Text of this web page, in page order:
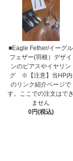
■Eagle Fether/イーグル
フェザー(羽根）デザイ
ンのピアスやイヤリン
グ ※【注意】当HP内
のリンク紹介ページで
す。ここでの注文はでき
ません
0円(税込)